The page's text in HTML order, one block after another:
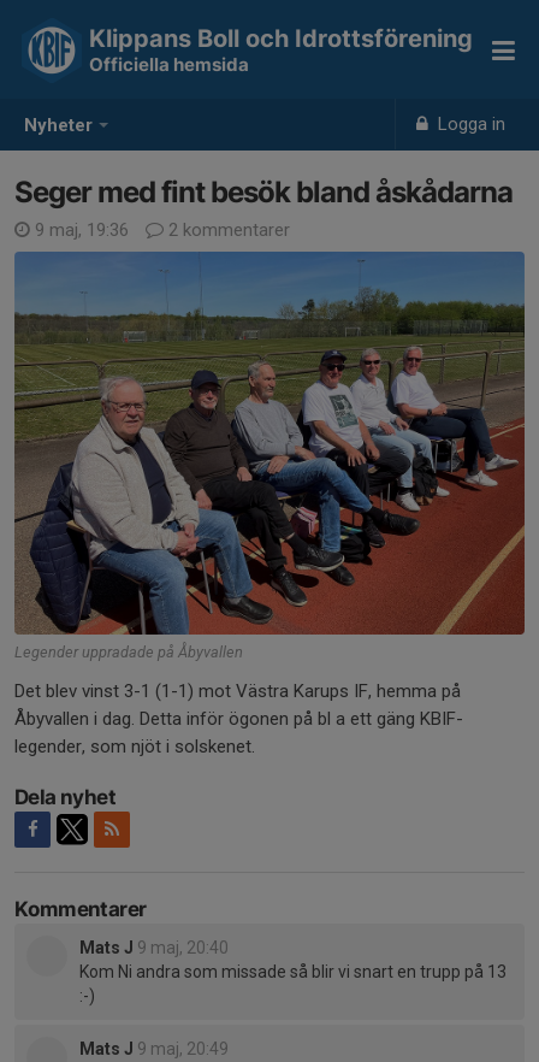
Nyheter Logga in
Klippans Boll och Idrottsförening
Officiella hemsida
Seger med fint besök bland åskådarna
9 maj, 19:36 2 kommentarer
Legender uppradade på Åbyvallen
Det blev vinst 3-1 (1-1) mot Västra Karups IF, hemma på
Åbyvallen i dag. Detta inför ögonen på bl a ett gäng KBIF-
legender, som njöt i solskenet.
Dela nyhet
Kommentarer
Mats J 9 maj, 20:40
Kom Ni andra som missade så blir vi snart en trupp på 13
:-)
Mats J 9 maj, 20:49